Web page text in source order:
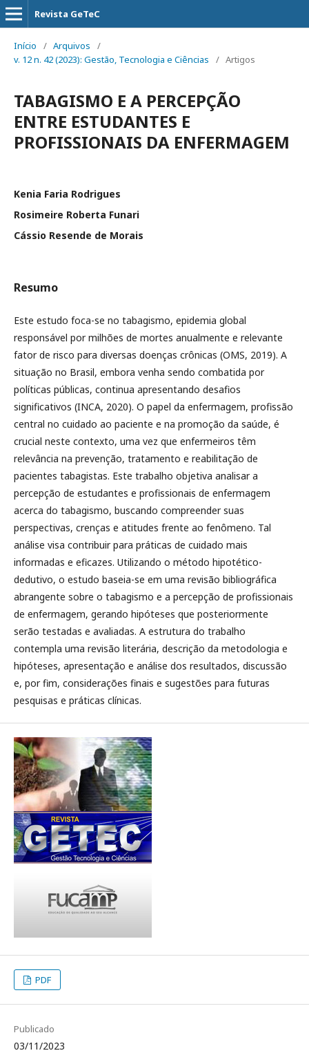
Revista GeTeC
Início / Arquivos
/
v. 12 n. 42 (2023): Gestão, Tecnologia e Ciências
/ Artigos
TABAGISMO E A PERCEPÇÃO
ENTRE ESTUDANTES E
PROFISSIONAIS DA ENFERMAGEM
Kenia Faria Rodrigues
Rosimeire Roberta Funari
Cássio Resende de Morais
Resumo
Este estudo foca-se no tabagismo, epidemia global
responsável por milhões de mortes anualmente e relevante
fator de risco para diversas doenças crônicas (OMS, 2019). A
situação no Brasil, embora venha sendo combatida por
políticas públicas, continua apresentando desafios
significativos (INCA, 2020). O papel da enfermagem, profissão
central no cuidado ao paciente e na promoção da saúde, é
crucial neste contexto, uma vez que enfermeiros têm
relevância na prevenção, tratamento e reabilitação de
pacientes tabagistas. Este trabalho objetiva analisar a
percepção de estudantes e profissionais de enfermagem
acerca do tabagismo, buscando compreender suas
perspectivas, crenças e atitudes frente ao fenômeno. Tal
análise visa contribuir para práticas de cuidado mais
informadas e eficazes. Utilizando o método hipotético-
dedutivo, o estudo baseia-se em uma revisão bibliográfica
abrangente sobre o tabagismo e a percepção de profissionais
de enfermagem, gerando hipóteses que posteriormente
serão testadas e avaliadas. A estrutura do trabalho
contempla uma revisão literária, descrição da metodologia e
hipóteses, apresentação e análise dos resultados, discussão
e, por fim, considerações finais e sugestões para futuras
pesquisas e práticas clínicas.
PDF
Publicado
03/11/2023